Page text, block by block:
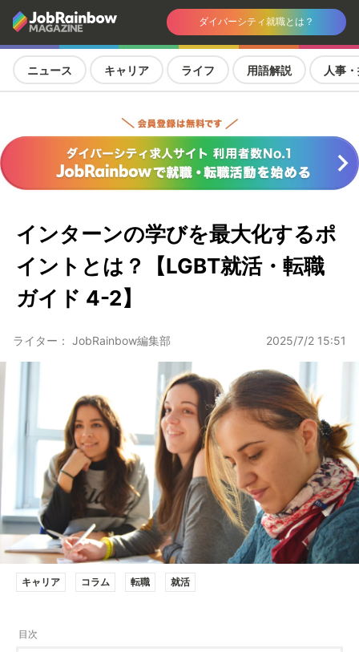
ダイバーシティ就職とは？
ニュース キャリア ライフ 用語解説 人事
インターンの学びを最大化するポ
イントとは？【LGBT就活・転職
ガイド 4-2】
ライター： JobRainbow編集部 2025/7/2 15:51
キャリア コラム 転職 就活